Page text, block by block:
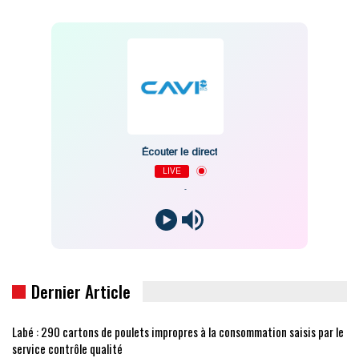
Écouter le direct
LIVE
Dernier Article
Labé : 290 cartons de poulets impropres à la consommation saisis par le
service contrôle qualité